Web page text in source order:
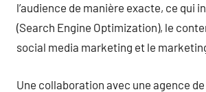
l’audience de manière exacte, ce qui
(Search Engine Optimization), le
social media marketing et le
Une collaboration avec une agence